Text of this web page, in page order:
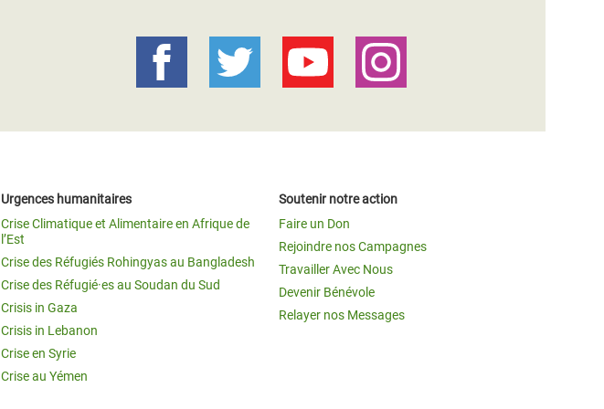
Urgences humanitaires
Crise Climatique et Alimentaire en Afrique de
l’Est
Crise des Réfugiés Rohingyas au Bangladesh
Crise des Réfugié·es au Soudan du Sud
Crisis in Gaza
Crisis in Lebanon
Crise en Syrie
Crise au Yémen
Soutenir notre action
Faire un Don
Rejoindre nos Campagnes
Travailler Avec Nous
Devenir Bénévole
Relayer nos Messages